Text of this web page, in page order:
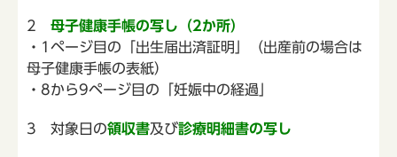
2 母子健康手帳の写し（2か所）
・1ページ目の「出生届出済証明」（出産前の場合は
母子健康手帳の表紙）
・8から9ページ目の「妊娠中の経過」
3 対象日の領収書及び診療明細書の写し